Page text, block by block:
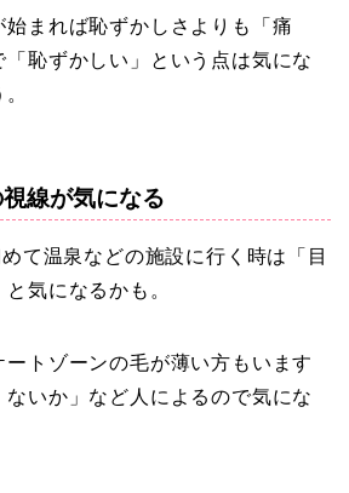
始まれば恥ずかしさよりも「痛
恥ずかしい」という点は気にな
線が気になる
て温泉などの施設に行く時は「目
気になるかも。
トゾーンの毛が薄い方もいます
ないか」など人によるので気にな